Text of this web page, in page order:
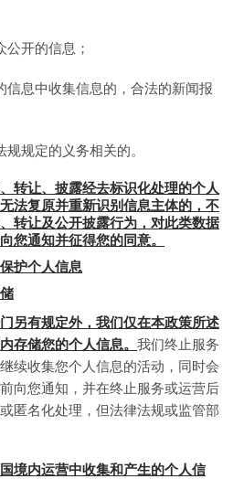
公开的信息；
信息中收集信息的，合法的新闻报
规定的义务相关的。
转让、披露经去标识化处理的个人
法复原并重新识别信息主体的，不
转让及公开披露行为，对此类数据
您通知并征得您的同意。
护个人信息
另有规定外，我们仅在本政策所述
存储您的个人信息。 我们终止服务
续收集您个人信息的活动，同时会
向您通知，并在终止服务或运营后
匿名化处理，但法律法规或监管部
境内运营中收集和产生的个人信